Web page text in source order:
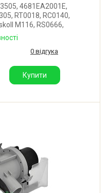
4681EA2001E,
RT0018, RC0140,
M116, RS0666,
3 саморізи.
0 відгука
Купити